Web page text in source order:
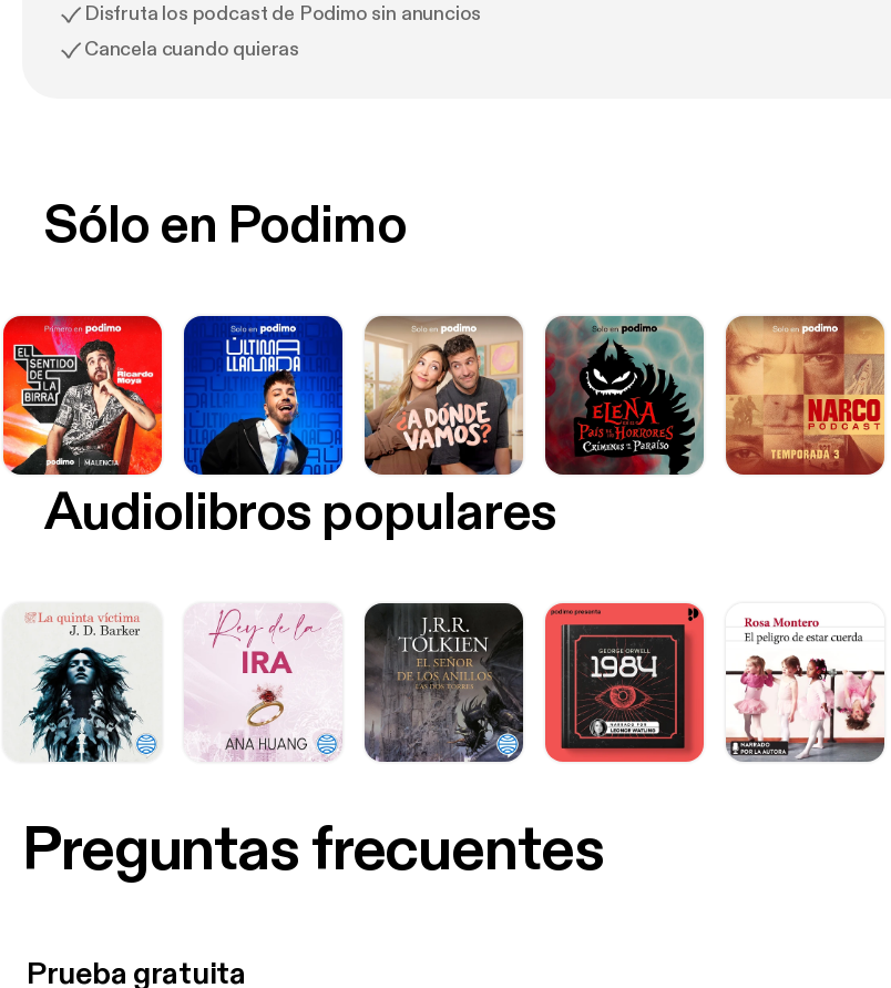
Disfruta los podcast de Podimo sin anuncios
Cancela cuando quieras
Sólo en Podimo
Audiolibros populares
Preguntas frecuentes
Prueba gratuita